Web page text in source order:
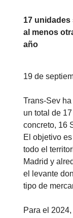
17 unidades
al menos
año
19 de
Trans-Sev
un total de
concreto, 16
El objetivo
todo el
Madrid y
el levante
tipo de
Para el